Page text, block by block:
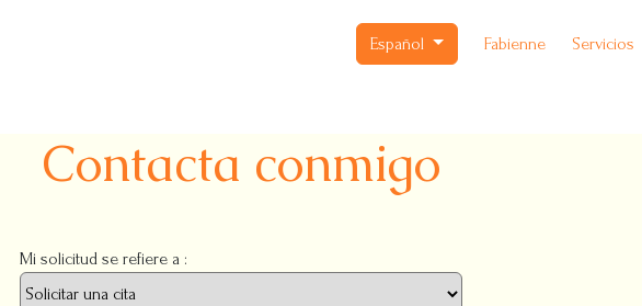
Español Fabienne Servicios
Contacta conmigo
Mi solicitud se refiere a :